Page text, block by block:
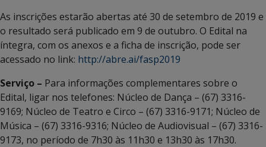
As inscrições estarão abertas até 30 de setembro de 2019 e
o resultado será publicado em 9 de outubro. O Edital na
íntegra, com os anexos e a ficha de inscrição, pode ser
acessado no link: http://abre.ai/fasp2019
Serviço – Para informações complementares sobre o
Edital, ligar nos telefones: Núcleo de Dança – (67) 3316-
9169; Núcleo de Teatro e Circo – (67) 3316-9171; Núcleo de
Música – (67) 3316-9316; Núcleo de Audiovisual – (67) 3316-
9173, no período de 7h30 às 11h30 e 13h30 às 17h30.